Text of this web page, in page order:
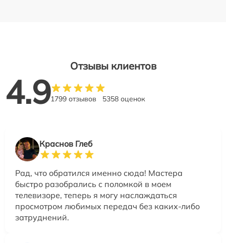
Отзывы клиентов
4.91799 отзывов 5358 оценок
Краснов Глеб
Рад, что обратился именно сюда! Мастера
быстро разобрались с поломкой в моем
телевизоре, теперь я могу наслаждаться
просмотром любимых передач без каких-либо
затруднений.